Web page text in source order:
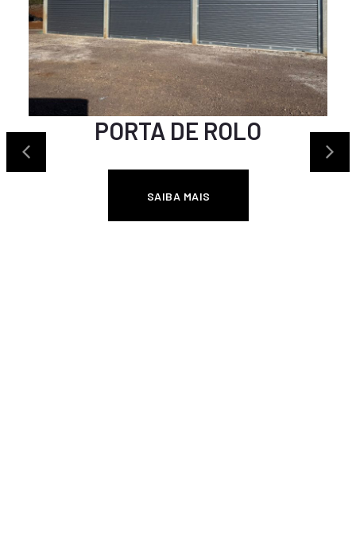
PORTA DE ROLO
SAIBA MAIS